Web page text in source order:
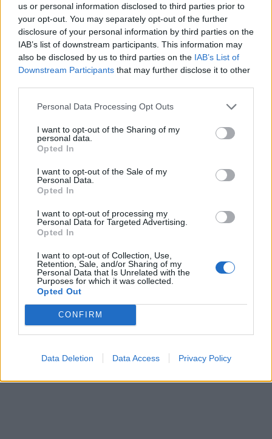
us or personal information disclosed to third parties prior to
your opt-out. You may separately opt-out of the further
disclosure of your personal information by third parties on the
IAB’s list of downstream participants. This information may
also be disclosed by us to third parties on the IAB’s List of
Downstream Participants that may further disclose it to other
Personal Data Processing Opt Outs
I want to opt-out of the Sharing of my
personal data.
Opted In
I want to opt-out of the Sale of my
Personal Data.
Opted In
I want to opt-out of processing my
Personal Data for Targeted Advertising.
Opted In
I want to opt-out of Collection, Use,
Retention, Sale, and/or Sharing of my
Personal Data that Is Unrelated with the
Purposes for which it was collected.
Opted Out
CONFIRM
Data Deletion Data Access Privacy Policy